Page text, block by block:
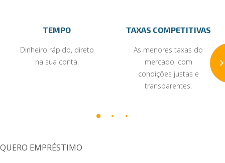
TEMPO
Dinheiro rápido, direto
na sua conta.
TAXAS COMPETITIVAS
As menores taxas do
mercado, com
condições justas e
transparentes.
QUERO EMPRÉSTIMO